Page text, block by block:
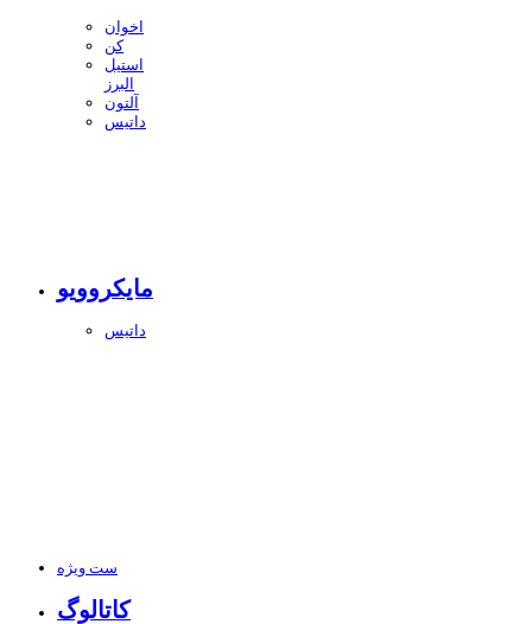
اخوان
کن
استیل
البرز
آلتون
داتیس
مایکروویو
داتیس
ست ویژه
کاتالوگ